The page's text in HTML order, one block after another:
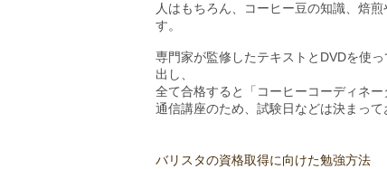
人はもちろん、コーヒー豆の知識、焙
す。
専門家が監修したテキストとDVDを使
出し、
全て合格すると「コーヒーコーディネー
通信講座のため、試験日などは決まっ
バリスタの資格取得に向けた勉強方法